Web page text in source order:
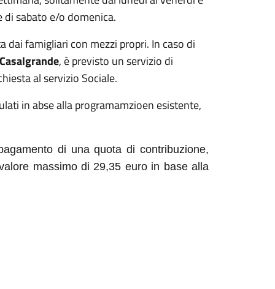
sabato e/o domenica.
dai famigliari con mezzi propri. In caso di
, è previsto un servizio di
al servizio Sociale.
in abse alla programamzioen esistente,
di una quota di contribuzione,
massimo di 29,35 euro in base alla